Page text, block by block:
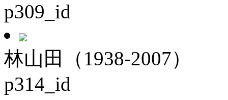
p309_id
林山田（1938-2007）
p314_id